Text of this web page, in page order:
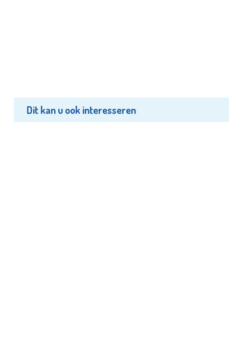
Dit kan u ook interesseren